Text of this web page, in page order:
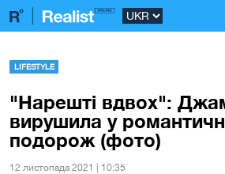
LIFESTYLE
"Нарешті вдвох":
вирушила у
подорож (фото)
12 листопада 2021 | 10:35